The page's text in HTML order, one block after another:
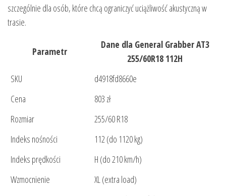
szczególnie dla osób, które chcą ograniczyć uciążliwość akustyczną w
trasie.
Parametr
Dane dla General Grabber AT3
255/60R18 112H
SKU
d4918fd8660e
Cena
803 zł
Rozmiar
255/60 R18
Indeks nośności
112 (do 1120 kg)
Indeks prędkości
H (do 210 km/h)
Wzmocnienie
XL (extra load)